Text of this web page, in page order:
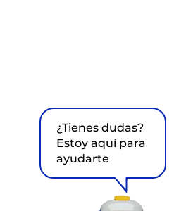
¿Tienes dudas?
Estoy aquí para
ayudarte